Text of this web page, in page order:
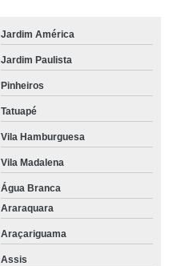
Jardim América
Jardim Paulista
Pinheiros
Tatuapé
Vila Hamburguesa
Vila Madalena
Água Branca
Araraquara
Araçariguama
Assis